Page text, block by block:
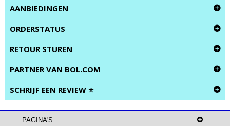
AANBIEDINGEN
ORDERSTATUS
RETOUR STUREN
PARTNER VAN BOL.COM
SCHRIJF EEN REVIEW ⭐
PAGINA'S